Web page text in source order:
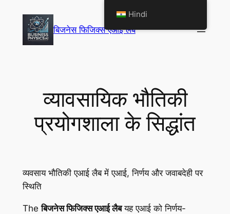
बिजनेस फिजिक्स एआई लैब
व्यावसायिक भौतिकी
प्रयोगशाला के सिद्धांत
व्यवसाय भौतिकी एआई लैब में एआई, निर्णय और जवाबदेही पर
स्थिति
Theबिजनेस फिजिक्स एआई लैबयह एआई को निर्णय-
Hindi